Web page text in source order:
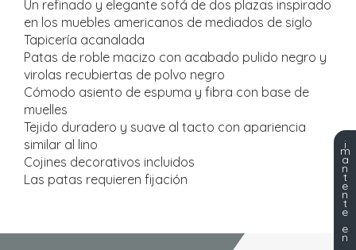
Un refinado y elegante sofá de dos plazas inspirado
en los muebles americanos de mediados de siglo
Tapicería acanalada
Patas de roble macizo con acabado pulido negro y
virolas recubiertas de polvo negro
Cómodo asiento de espuma y fibra con base de
muelles
Tejido duradero y suave al tacto con apariencia
similar al lino
Cojines decorativos incluidos
Las patas requieren fijación
¡
m
a
n
t
e
n
t
e
e
n